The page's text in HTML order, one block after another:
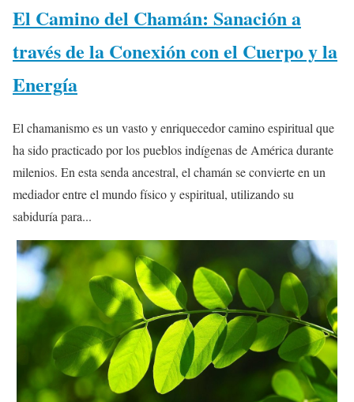
El Camino del Chamán: Sanación a
través de la Conexión con el Cuerpo y la
Energía
El chamanismo es un vasto y enriquecedor camino espiritual que
ha sido practicado por los pueblos indígenas de América durante
milenios. En esta senda ancestral, el chamán se convierte en un
mediador entre el mundo físico y espiritual, utilizando su
sabiduría para...